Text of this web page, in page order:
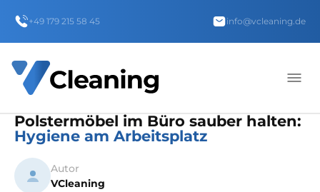
+49 179 215 58 45 info@vcleaning.de
Polstermöbel im Büro sauber halten:
Hygiene am Arbeitsplatz
Autor
VCleaning